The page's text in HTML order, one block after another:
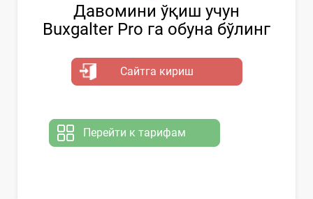
Давомини ўқиш учун
Buxgalter Pro га обуна бўлинг
Сайтга кириш
Перейти к тарифам